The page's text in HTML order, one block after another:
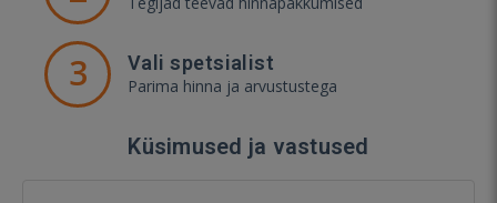
3 Vali spetsialist
Parima hinna ja arvustustega
Küsimused ja vastused